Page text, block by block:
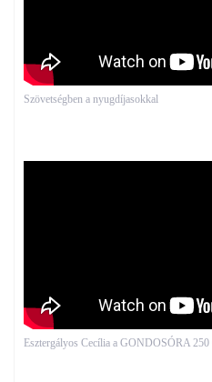
Szövetségben a nyugdíjasokkal
Esztergályos Cecília a GONDOSÓRA 250